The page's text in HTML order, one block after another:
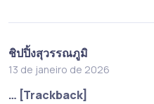
ชิปปิ้งสุวรรณภูมิ
13 de janeiro de 2026
… [Trackback]